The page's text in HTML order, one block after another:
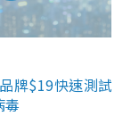
牌$19快速測試
毒